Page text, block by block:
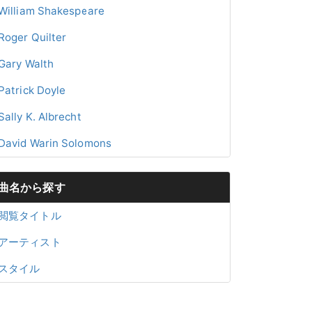
Shakespeare
Quilter
Walth
Doyle
K. Albrecht
Warin Solomons
名から探す
覧タイトル
ーティスト
タイル